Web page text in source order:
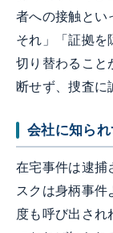
者への接触とい
それ」「証拠を
切り替わること
断せず、捜査に
会社に知ら
在宅事件は逮捕
スクは身柄事件
度も呼び出され